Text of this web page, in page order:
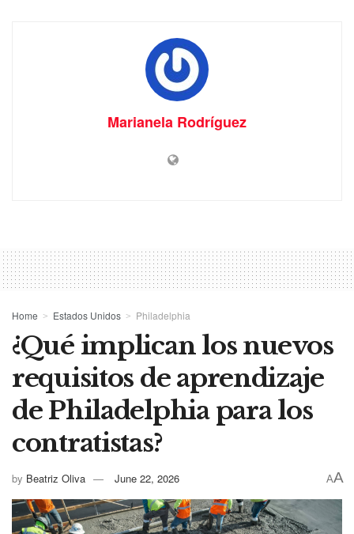
Marianela Rodríguez
Home Estados Unidos Philadelphia
¿Qué implican los nuevos
requisitos de aprendizaje
de Philadelphia para los
contratistas?
by Beatriz Oliva June 22, 2026 AA